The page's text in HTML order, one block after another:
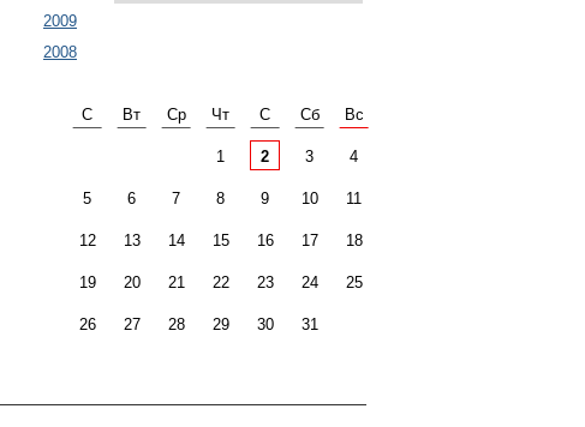
2009
2008
С Вт Ср Чт С Сб Вс
1 2 3 4
5 6 7 8 9 10 11
12 13 14 15 16 17 18
19 20 21 22 23 24 25
26 27 28 29 30 31